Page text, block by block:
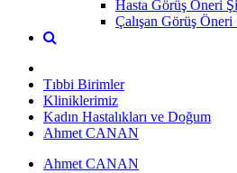
Hasta Görüş Öneri
Çalışan Görüş
Tıbbi Birimler
Kliniklerimiz
Kadın Hastalıkları ve Doğum
Ahmet CANAN
Ahmet CANAN